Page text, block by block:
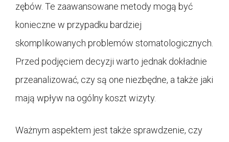
zębów. Te zaawansowane metody mogą być
konieczne w przypadku bardziej
skomplikowanych problemów stomatologicznych.
Przed podjęciem decyzji warto jednak dokładnie
przeanalizować, czy są one niezbędne, a także jaki
mają wpływ na ogólny koszt wizyty.
Ważnym aspektem jest także sprawdzenie, czy